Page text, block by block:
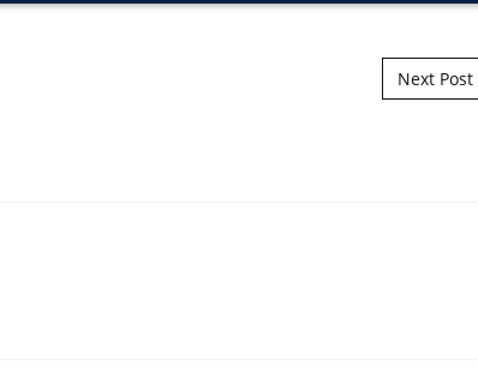
Next Post